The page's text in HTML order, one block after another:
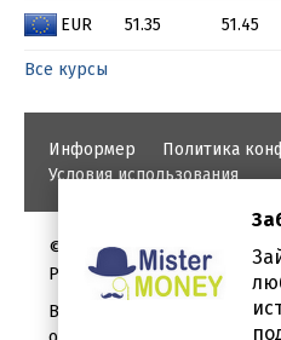
EUR 51.35 51.45
Все курсы
Информер
Политика
Условия использования
©
PROBANKI.COM.UA
Вся информация о кредитах